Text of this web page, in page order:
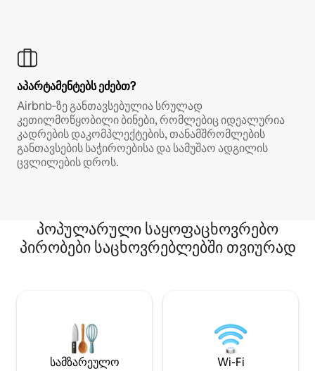
აპარტამენტებს ეძებთ?
Airbnb‑ზე განთავსებულია სრულად
კეთილმოწყობილი ბინები, რომლებიც იდეალურია
კადრების დაკომპლექტების, თანამშრომლების
განთავსების საჭიროებისა და სამუშაო ადგილის
ცვლილების დროს.
პოპულარული საყოფაცხოვრებო
პირობები საცხოვრებლებში თვიურად
სამზარეულო Wi-Fi